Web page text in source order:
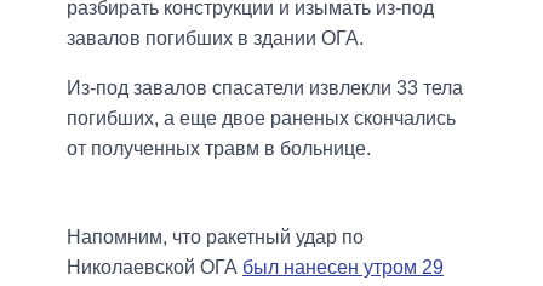
разбирать конструкции и изымать из-под
завалов погибших в здании ОГА.
Из-под завалов спасатели извлекли 33 тела
погибших, а еще двое раненых скончались
от полученных травм в больнице.
Напомним, что ракетный удар по
Николаевской ОГА был нанесен утром 29